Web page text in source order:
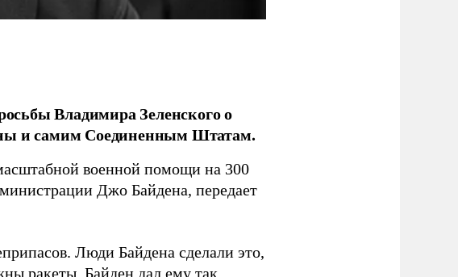
Владимира Зеленского о
и самим Соединенным Штатам.
военной помощи на 300
Джо Байдена, передает
Люди Байдена сделали это,
ракеты. Байден дал ему так